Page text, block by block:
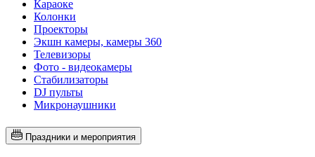
Караоке
Колонки
Проекторы
Экшн камеры, камеры 360
Телевизоры
Фото - видеокамеры
Стабилизаторы
DJ пульты
Микронаушники
Праздники и мероприятия